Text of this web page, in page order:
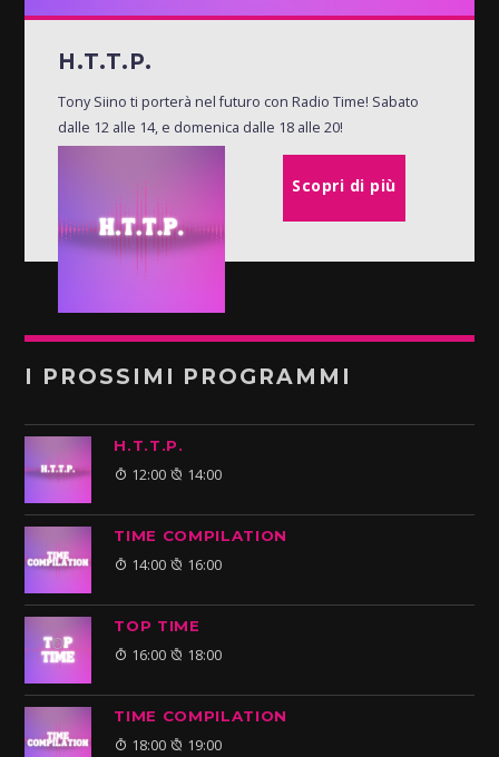
H.T.T.P.
Tony Siino ti porterà nel futuro con Radio Time! Sabato
dalle 12 alle 14, e domenica dalle 18 alle 20!
Scopri di più
I PROSSIMI PROGRAMMI
H.T.T.P.
12:00 14:00
TIME COMPILATION
14:00 16:00
TOP TIME
16:00 18:00
TIME COMPILATION
18:00 19:00